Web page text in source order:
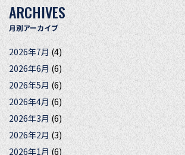
ARCHIVES
月別アーカイブ
2026年7月 (4)
2026年6月(6)
2026年5月(6)
2026年4月(6)
2026年3月(6)
2026年2月(3)
2026年1月 (6)